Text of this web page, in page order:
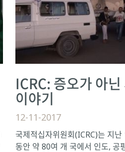
ICRC: 증오가 아
이야기
12-11-2017
국제적십자위원회(ICRC)는 지
동안 약 80여 개 국에서 인도, 공